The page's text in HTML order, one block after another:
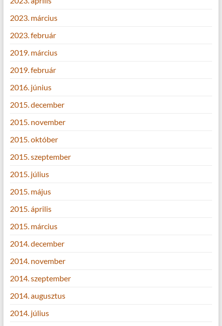
2023. március
2023. február
2019. március
2019. február
2016. június
2015. december
2015. november
2015. október
2015. szeptember
2015. július
2015. május
2015. április
2015. március
2014. december
2014. november
2014. szeptember
2014. augusztus
2014. július